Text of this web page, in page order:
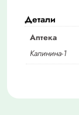
Детали
Аптека
Калинина-1